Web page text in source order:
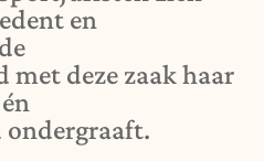
en
deze zaak haar